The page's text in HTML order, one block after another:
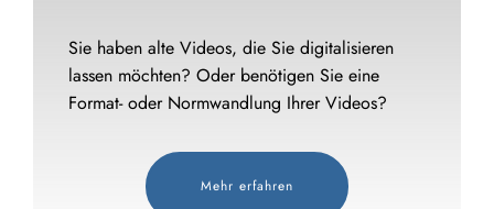
Sie haben alte Videos, die Sie digitalisieren
lassen möchten? Oder benötigen Sie eine
Format- oder Normwandlung Ihrer Videos?
Mehr erfahren